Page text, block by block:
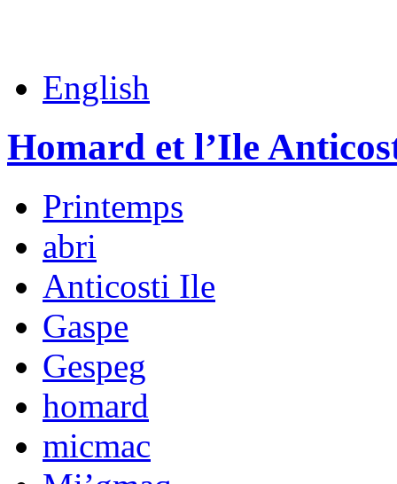
English
Homard et l’Ile
Printemps
abri
Anticosti Ile
Gaspe
Gespeg
homard
micmac